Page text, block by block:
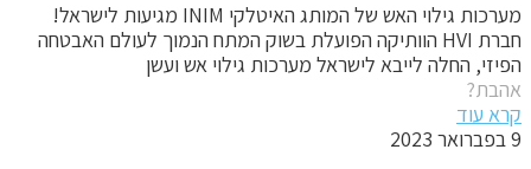
מערכות גילוי האש של המותג האיטלקי INIM מגיעות לישראל!
חברת HVI הוותיקה הפועלת בשוק המתח הנמוך לעולם האבטחה
החלה לייבא לישראל מערכות גילוי אש ועשן
עוד